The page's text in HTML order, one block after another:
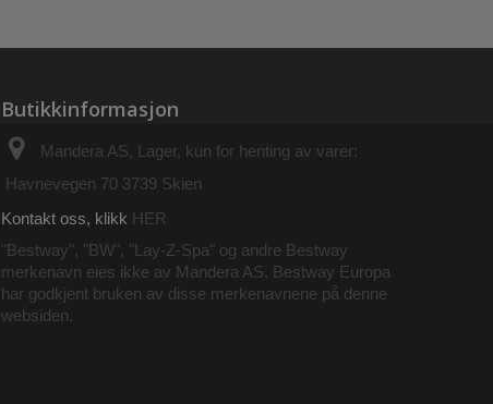
Butikkinformasjon
Mandera AS, Lager, kun for henting av varer:
Havnevegen 70 3739 Skien
Kontakt oss, klikk HER
"Bestway", "BW", "Lay-Z-Spa" og andre Bestway
merkenavn eies ikke av Mandera AS. Bestway Europa
har godkjent bruken av disse merkenavnene på denne
websiden.